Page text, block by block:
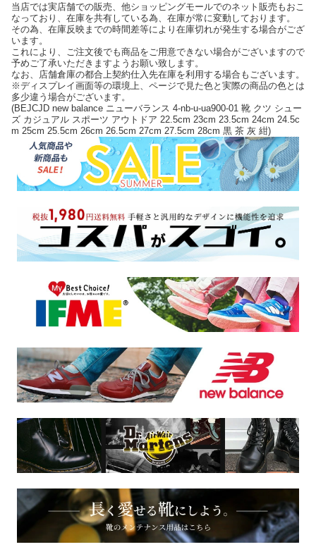
当店では実店舗での販売、他ショッピングモールでのネット販売もおこ
なっており、在庫を共有している為、在庫が常に変動しております。
その為、在庫反映までの時間差等により在庫切れが発生する場合がござ
います。
これにより、ご注文後でも商品をご用意できない場合がございますので
予めご了承いただきますようお願い致します。
なお、店舗倉庫の都合上契約仕入先在庫を利用する場合もございます。
※ディスプレイ画面等の環境上、ページで見た色と実際の商品の色とは
多少違う場合がございます。
(BEJCJD new balance ニューバランス 4-nb-u-ua900-01 靴 クツ シュー
ズ カジュアル スポーツ アウトドア 22.5cm 23cm 23.5cm 24cm 24.5c
m 25cm 25.5cm 26cm 26.5cm 27cm 27.5cm 28cm 黒 茶 灰 紺)